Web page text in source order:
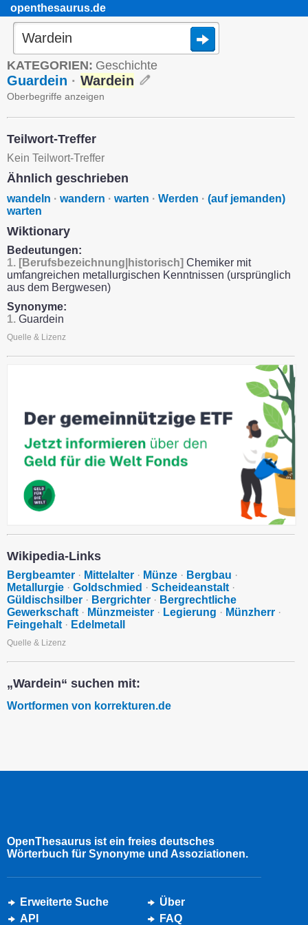
openthesaurus.de
KATEGORIEN: Geschichte
Guardein · Wardein
Oberbegriffe anzeigen
Teilwort-Treffer
Kein Teilwort-Treffer
Ähnlich geschrieben
wandeln · wandern · warten · Werden · (auf jemanden)
warten
Wiktionary
Bedeutungen:
1. [Berufsbezeichnung|historisch] Chemiker mit
umfangreichen metallurgischen Kenntnissen (ursprünglich
aus dem Bergwesen)
Synonyme:
1. Guardein
Quelle & Lizenz
Wikipedia-Links
Bergbeamter · Mittelalter · Münze · Bergbau ·
Metallurgie · Goldschmied · Scheideanstalt ·
Güldischsilber · Bergrichter · Bergrechtliche
Gewerkschaft · Münzmeister · Legierung · Münzherr ·
Feingehalt · Edelmetall
Quelle & Lizenz
„Wardein“ suchen mit:
Wortformen von korrekturen.de
OpenThesaurus ist ein freies deutsches
Wörterbuch für Synonyme und Assoziationen.
Erweiterte Suche
API
Über
FAQ